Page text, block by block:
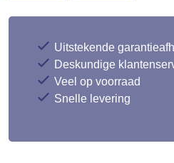
Uitstekende
Deskundige
Veel op voorraad
Snelle levering